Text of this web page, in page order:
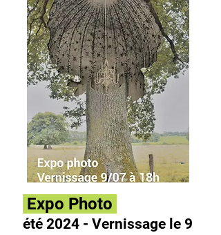
Expo Photo
été 2024 - Vernissage le 9